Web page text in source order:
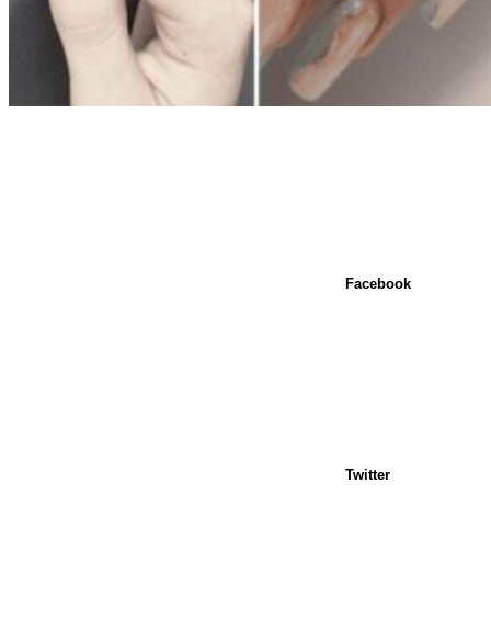
Facebook
Twitter